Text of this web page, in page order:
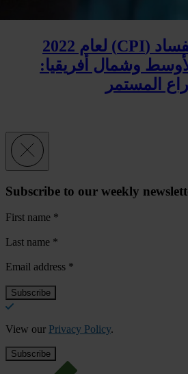
مؤشر مُدرَكات الفساد (CPI) لعام 2022
وشمال أفريقيا:
المستمر
Subscribe to our weekly
First name *
Last name *
Email address *
View our Privacy Policy.